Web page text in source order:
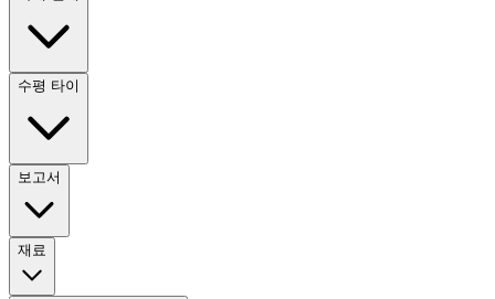
수평 타이
보고서
재료